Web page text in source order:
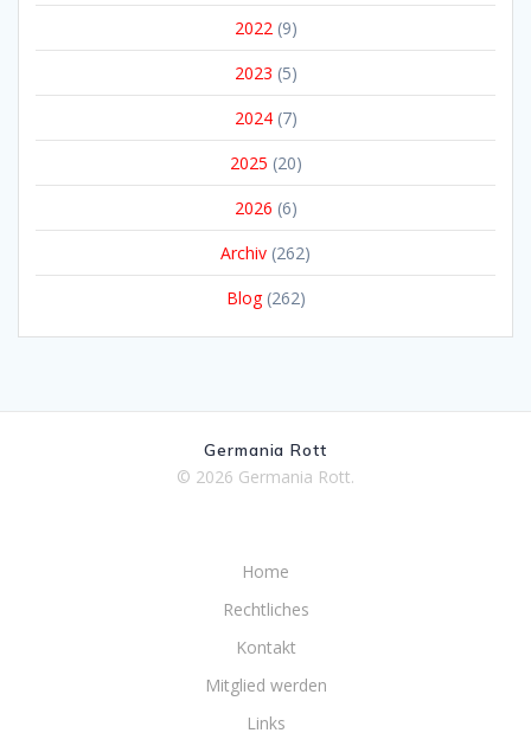
2022 (9)
2023 (5)
2024(7)
2025 (20)
2026 (6)
Archiv (262)
Blog(262)
Germania Rott
© 2026 Germania Rott.
Home
Rechtliches
Kontakt
Mitglied werden
Links